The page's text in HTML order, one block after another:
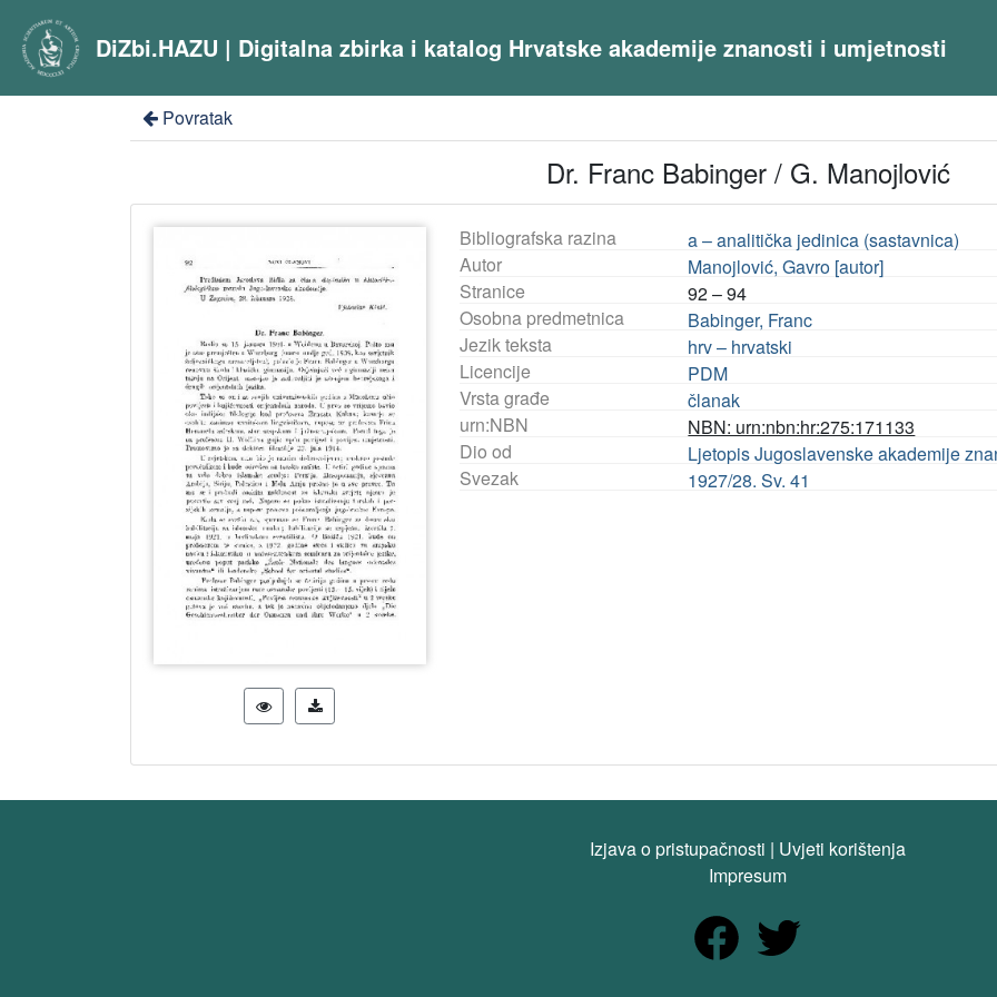
DiZbi.HAZU | Digitalna zbirka i katalog Hrvatske akademije znanosti i umjetnosti
Povratak
Dr. Franc Babinger / G. Manojlović
Bibliografska razina
a – analitička jedinica (sastavnica)
Autor
Manojlović, Gavro [autor]
Stranice
92 – 94
Osobna predmetnica
Babinger, Franc
Jezik teksta
hrv – hrvatski
Licencije
PDM
Vrsta građe
članak
urn:NBN
NBN: urn:nbn:hr:275:171133
Dio od
Ljetopis Jugoslavenske akademije
Svezak
1927/28. Sv. 41
Izjava o pristupačnosti | Uvjeti korištenja
Impresum